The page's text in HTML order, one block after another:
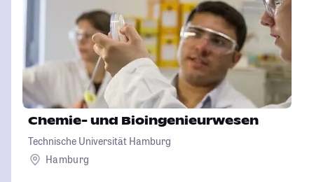
Chemie- und Bioingenieurwesen
Technische Universität Hamburg
Hamburg